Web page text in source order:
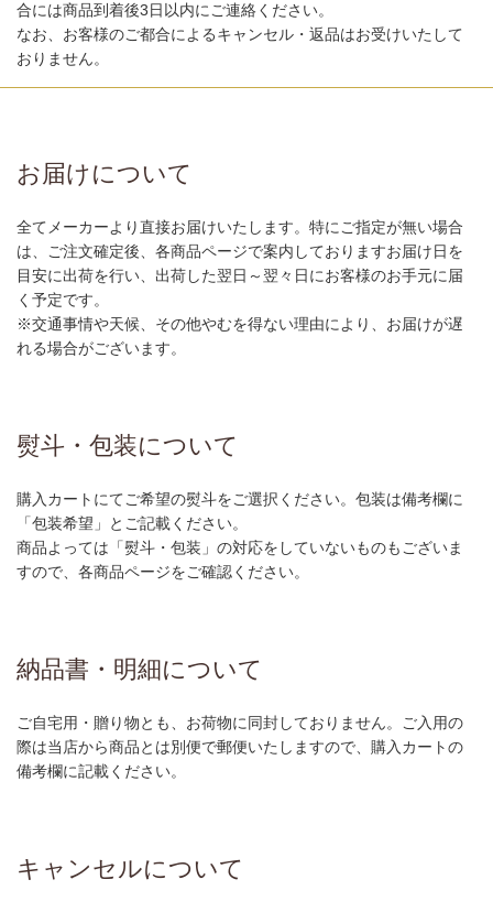
合には商品到着後3日以内にご連絡ください。
なお、お客様のご都合によるキャンセル・返品はお受けいたして
おりません。
お届けについて
全てメーカーより直接お届けいたします。特にご指定が無い場合
は、ご注文確定後、各商品ページで案内しておりますお届け日を
目安に出荷を行い、出荷した翌日～翌々日にお客様のお手元に届
く予定です。
※交通事情や天候、その他やむを得ない理由により、お届けが遅
れる場合がございます。
熨斗・包装について
購入カートにてご希望の熨斗をご選択ください。包装は備考欄に
「包装希望」とご記載ください。
商品よっては「熨斗・包装」の対応をしていないものもございま
すので、各商品ページをご確認ください。
納品書・明細について
ご自宅用・贈り物とも、お荷物に同封しておりません。ご入用の
際は当店から商品とは別便で郵便いたしますので、購入カートの
備考欄に記載ください。
キャンセルについて